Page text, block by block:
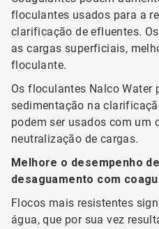
floculantes usados para a
clarificação de efluentes.
as cargas superficiais,
floculante.
Os floculantes Nalco Water
sedimentação na
podem ser usados com um
neutralização de cargas.
Melhore o desempenho
desaguamento com
Flocos mais resistentes
água, que por sua vez